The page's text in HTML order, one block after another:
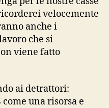
velocemente
anche i
che si
viene fatto
ai detrattori:
una risorsa e